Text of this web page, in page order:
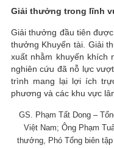
Giải thưởng trong lĩnh
Giải thưởng đầu tiên
thưởng Khuyến tài. Giải
xuất nhằm khuyến
nghiên cứu đã nỗ lực
trình mang lại lợi ích
phương và các khu vực
GS. Phạm Tất Dong –
Việt Nam; Ông Phạm
thưởng, Phó Tổng biên